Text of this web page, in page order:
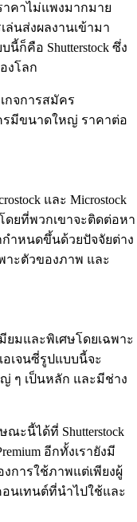
คาไม่แพงมากมาย
นส่งผลงานเข้ามา
ก็คือ Shutterstock ซึ่ง
งโลก
กจการสมัคร
รมีขนาดใหญ่ ราคาต่อ
และ Microstock
ยที่พวกเขาจะติดต่อหา
ำหนดขึ้นด้วยปัจจัยต่าง
าะตัวของภาพ และ
ยมและพิเศษโดยเฉพาะ
เจนซี่รูปแบบนี้จะ
ๆ เป็นหลัก และมีช่าง
ะนี้ได้ที่ Shutterstock
อีกทั้งเรายังมี
การใช้ภาพแต่เพียงผู้
นเทนต์ที่นำไปใช้และ